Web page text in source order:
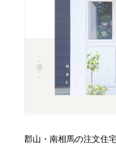
郡山・南相馬の注文住